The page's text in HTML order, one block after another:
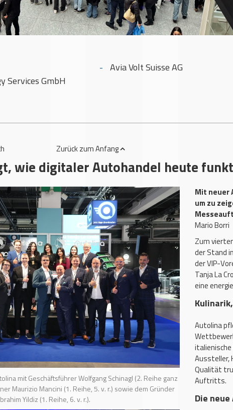
Avia Volt Suisse AG
Services GmbH
Zurückzum Anfang
wie digitaler Autohandel heute
mit Geschäftsführer Wolfgang Schinagl (2. Reihe ganz
Maurizio Mancini (1. Reihe, 5. v. r.) sowie dem Gründer
Yildiz (1. Reihe, 6. v. r.).
Mit neuer
um zu
Mario Borri
Zum
der Stand
der VIP-
Tanja La
eine
Autolina
italienische
Aussteller,
Qualität
Auftritts.
Die